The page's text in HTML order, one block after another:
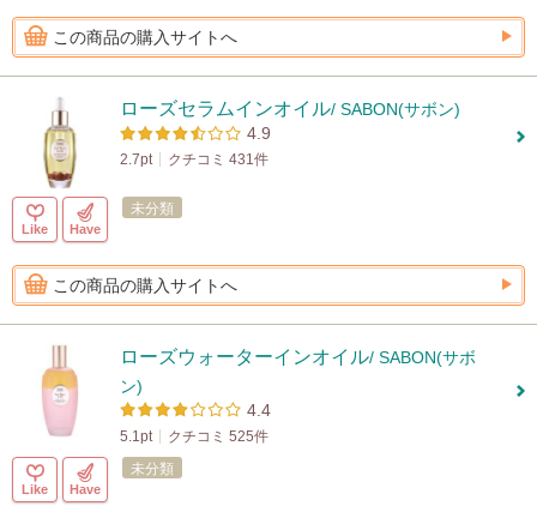
この商品の購入サイトへ
ローズセラムインオイル/ SABON(サボン)
4.9
2.7pt クチコミ 431件
Like Have
未分類
この商品の購入サイトへ
ローズウォーターインオイル/ SABON(サボ
ン)
4.4
5.1pt クチコミ 525件
Like Have
未分類